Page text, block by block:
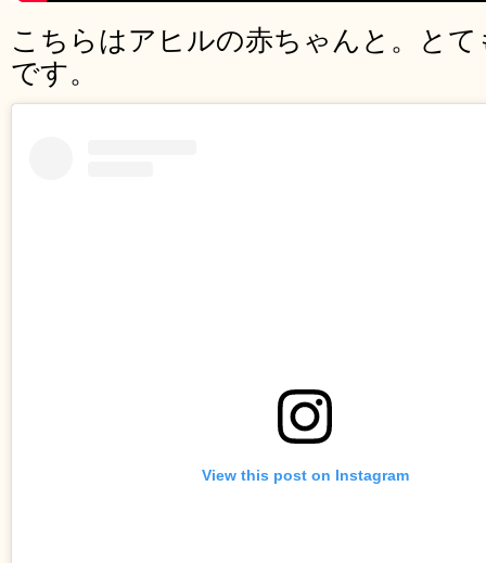
こちらはアヒルの赤ちゃんと。と
です。
View this post on Instagram